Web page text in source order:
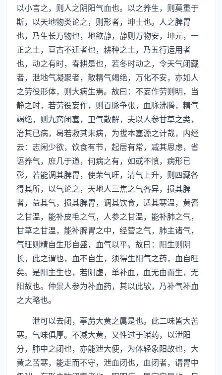
以小言之，则人之阴阳气血也。以之养生，则莫重于
斯，以天地物类论之，则形者，坤土也。人之脾胃
也，乃生长万物也，地欲静，静则万物安，坤元，一
正之土，亘古不迁者也，耕种之土，乃五行运用者
也，动之有时，春耕是也，若冬时动之，令天气闭藏
者，泄地气凝聚者，散精气竭绝，万化不安，亦如人
之劳役形体，则大病生焉。故曰：不妄作劳则明，当
静之时，若劳役妄作，则百脉争张，血脉沸腾，精气
竭绝，则九窍闭塞，卫气散解，夫以人参甘草之类，
治其已病，曷若救其未病，为拔本塞源之计哉，内经
云：志闲少欲，饮食有节，起居有常，减其思虑，省
语养气，庶几于道，何病之有，如或不慎，病形已
彰，若能调其脾胃，使荣气旺，清气上升，则四藏各
得其所，以气论之，天地人三焦之气各异，损其脾
者，益其气，损其脾胃，调其饮食，适其寒温，黄耆
之甘温，能补皮毛之气，人参之甘温，能补肺之气，
甘草之甘温，能补脾胃之中，经营之气，肺主诸气，
气旺则精自生形自盛，血气以平。故曰：阳生则阴
长，此之谓也，血不自生，须得生阳气之药，血自旺
矣。是阳主生也，若阴虚，单补血，血无由而生，无
阳故也。仲景人参为补血药，其以此欤，乃补气补血
之大略也。
泄可以去闭，葶苈大黄之属是也。此二味皆大苦
寒。气味俱厚。不减大黄，又性过于诸药，以泄阳
分，肺中之闭也，亦能泄大便，为体轻象阳故也，大
黄之苦寒，能走而不守，泄血闭也，血闭者，谓胃中